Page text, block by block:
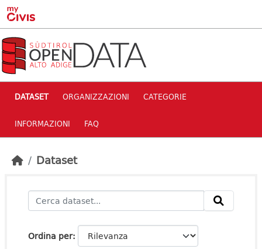
Skip to main content
DATASET ORGANIZZAZIONI CATEGORIE
INFORMAZIONI FAQ
Dataset
Ordina per